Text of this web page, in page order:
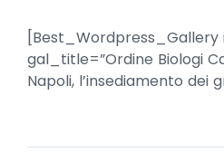
[Best_Wordpress_Gallery
gal_title=”Ordine Biologi
Napoli, l’insediamento dei